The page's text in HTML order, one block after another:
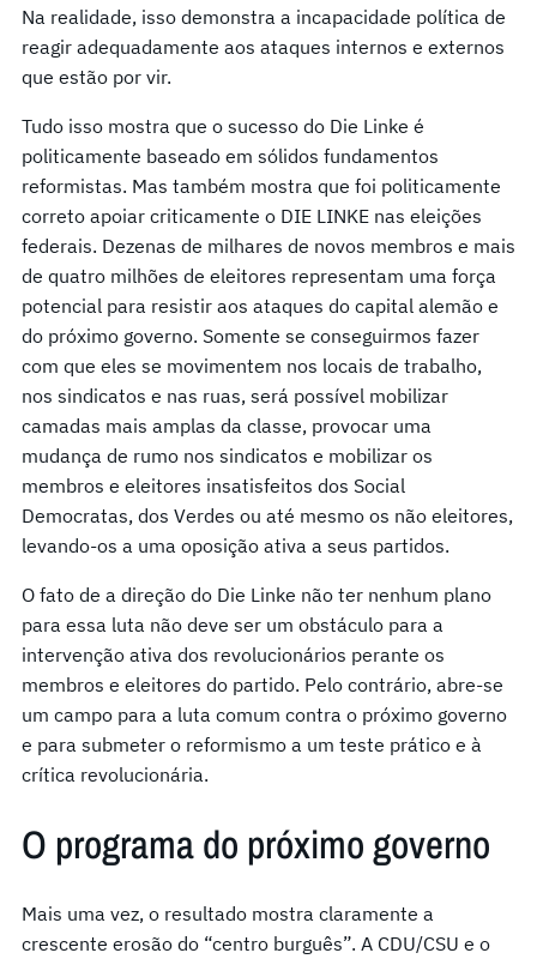
Na realidade, isso demonstra a incapacidade política de
reagir adequadamente aos ataques internos e externos
que estão por vir.
Tudo isso mostra que o sucesso do Die Linke é
politicamente baseado em sólidos fundamentos
reformistas. Mas também mostra que foi politicamente
correto apoiar criticamente o DIE LINKE nas eleições
federais. Dezenas de milhares de novos membros e mais
de quatro milhões de eleitores representam uma força
potencial para resistir aos ataques do capital alemão e
do próximo governo. Somente se conseguirmos fazer
com que eles se movimentem nos locais de trabalho,
nos sindicatos e nas ruas, será possível mobilizar
camadas mais amplas da classe, provocar uma
mudança de rumo nos sindicatos e mobilizar os
membros e eleitores insatisfeitos dos Social
Democratas, dos Verdes ou até mesmo os não eleitores,
levando-os a uma oposição ativa a seus partidos.
O fato de a direção do Die Linke não ter nenhum plano
para essa luta não deve ser um obstáculo para a
intervenção ativa dos revolucionários perante os
membros e eleitores do partido. Pelo contrário, abre-se
um campo para a luta comum contra o próximo governo
e para submeter o reformismo a um teste prático e à
crítica revolucionária.
O programa do próximo governo
Mais uma vez, o resultado mostra claramente a
crescente erosão do “centro burguês”. A CDU/CSU e o